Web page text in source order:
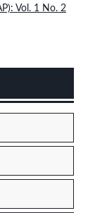
Vol. 1 No. 2